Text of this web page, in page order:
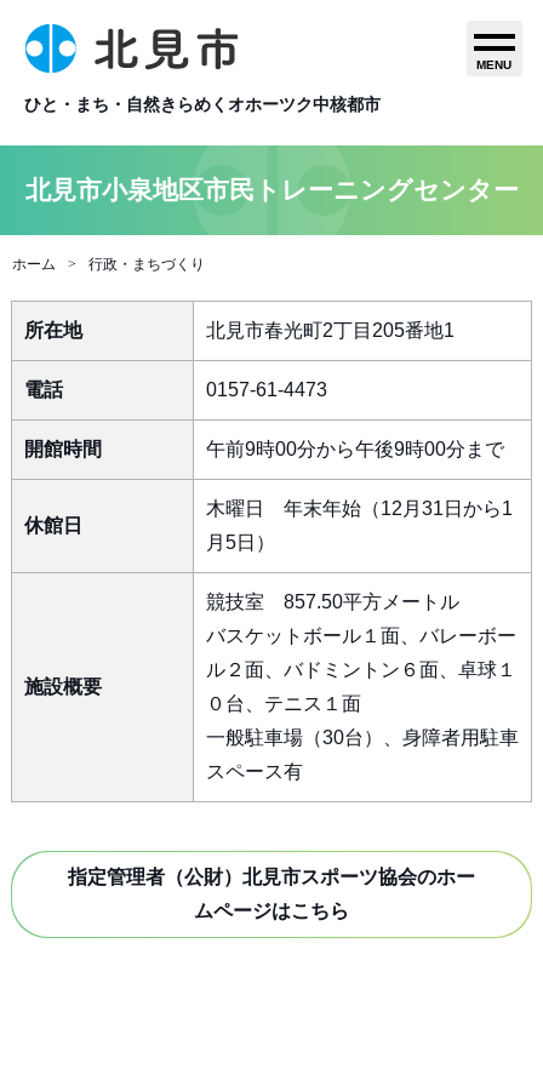
ひと・まち・自然きらめくオホーツク中核都市
MENU
北見市小泉地区市民トレーニングセンター
ホーム 行政・まちづくり
所在地 北見市春光町2丁目205番地1
電話 0157-61-4473
開館時間 午前9時00分から午後9時00分まで
休館日
木曜日 年末年始（12月31日から1
月5日）
施設概要
競技室 857.50平方メートル
バスケットボール１面、バレーボー
ル２面、バドミントン６面、卓球１
０台、テニス１面
一般駐車場（30台）、身障者用駐車
スペース有
指定管理者（公財）北見市スポーツ協会のホー
ムページはこちら